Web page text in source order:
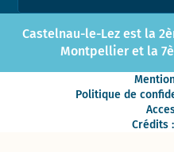
Castelnau-le-Lez est la
Montpellier et la
Politique de
Crédits